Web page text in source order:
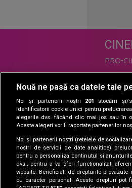
PRO•TV
Las
La
Apropo
Nouă ne pasă ca datele tale
Noi și partenerii noștri 201
stocăm și/
identificatorii cookie unici pentru
alegerile dvs. făcând clic mai jos sau în
Aceste alegeri vor fi raportate partenerilor
Noi si partenerii nostri (retelele de
nostri de servicii de date analitice)
pentru a personaliza continutul si
dvs., pentru a va oferi functionalitati
website. Beneficiati de drepturile
cu caracter personal. Aceste drepturi pot